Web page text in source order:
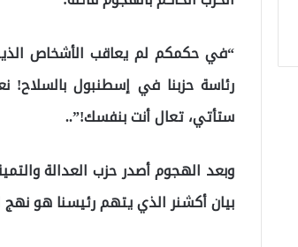
“في حكمكم لم يعاقب الأشخاص
رئاسة حزبنا في إسطنبول
ستأتي، تعال أنت بنفسك!”..
وبعد الهجوم أصدر حزب العدالة
بيان أكشنر الذي يتهم رئيسنا هو نهج